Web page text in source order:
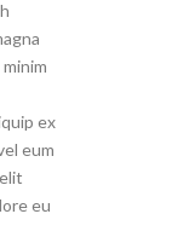
ex
eum
eu